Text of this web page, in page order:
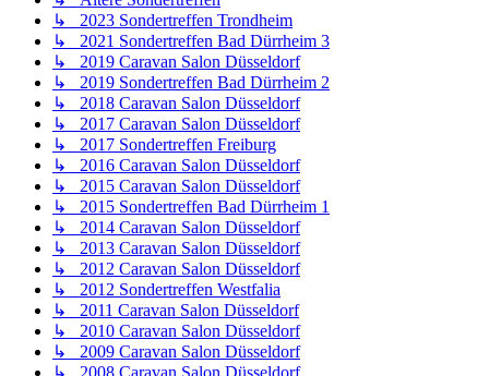
↳ 2023 Sondertreffen Trondheim
↳ 2021 Sondertreffen Bad Dürrheim 3
↳ 2019 Caravan Salon Düsseldorf
↳ 2019 Sondertreffen Bad Dürrheim 2
↳ 2018 Caravan Salon Düsseldorf
↳ 2017 Caravan Salon Düsseldorf
↳ 2017 Sondertreffen Freiburg
↳ 2016 Caravan Salon Düsseldorf
↳ 2015 Caravan Salon Düsseldorf
↳ 2015 Sondertreffen Bad Dürrheim 1
↳ 2014 Caravan Salon Düsseldorf
↳ 2013 Caravan Salon Düsseldorf
↳ 2012 Caravan Salon Düsseldorf
↳ 2012 Sondertreffen Westfalia
↳ 2011 Caravan Salon Düsseldorf
↳ 2010 Caravan Salon Düsseldorf
↳ 2009 Caravan Salon Düsseldorf